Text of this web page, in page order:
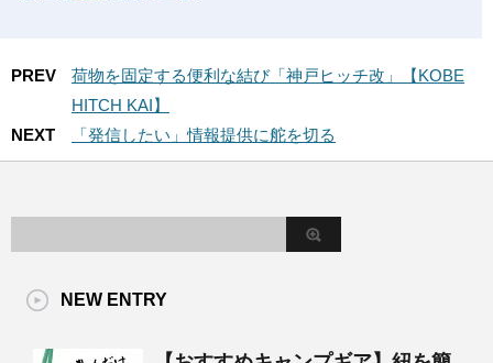
PREV
荷物を固定する便利な結び「神戸ヒッチ改」【KOBE
HITCH KAI】
NEXT
「発信したい」情報提供に舵を切る
NEW ENTRY